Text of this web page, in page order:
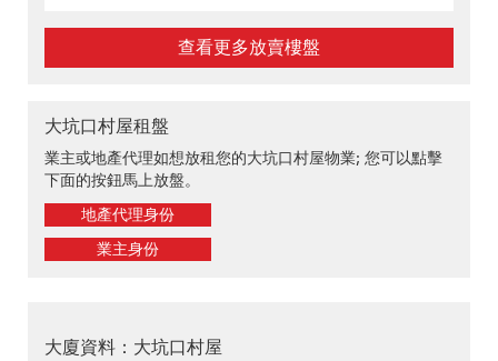
查看更多放賣樓盤
大坑口村屋租盤
業主或地產代理如想放租您的大坑口村屋物業; 您可以點擊
下面的按鈕馬上放盤。
地產代理身份
業主身份
大廈資料：大坑口村屋